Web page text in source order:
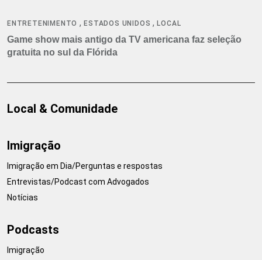
ENTRETENIMENTO ,ESTADOS UNIDOS ,LOCAL
Game show mais antigo da TV americana faz seleção
gratuita no sul da Flórida
Local & Comunidade
Imigração
Imigração em Dia/Perguntas e respostas
Entrevistas/Podcast com Advogados
Notícias
Podcasts
Imigração